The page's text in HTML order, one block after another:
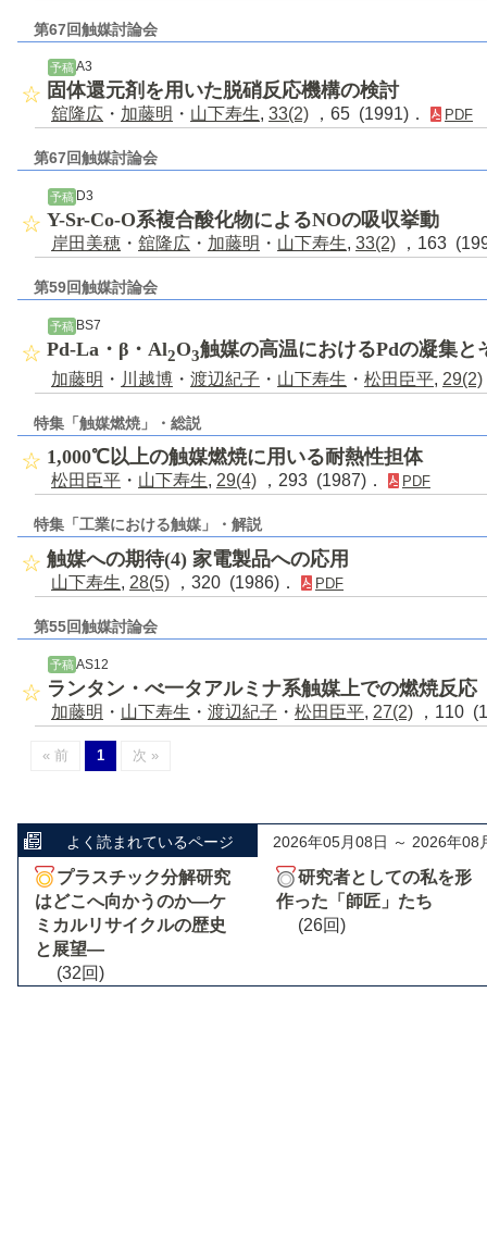
第67回触媒討論会
予稿 A3
固体還元剤を用いた脱硝反応機構の検討
舘隆広 ・ 加藤明 ・ 山下寿生, 33(2) ，65 (1991)． PDF
第67回触媒討論会
予稿 D3
Y-Sr-Co-O系複合酸化物によるNOの吸収挙動
岸田美穂 ・ 舘隆広 ・ 加藤明 ・ 山下寿生, 33(2) ，163
第59回触媒討論会
予稿 BS7
Pd-La・β・Al2O3触媒の高温におけるPdの凝集と
加藤明 ・ 川越博 ・ 渡辺紀子 ・ 山下寿生 ・ 松田臣平, 29(2)
特集「触媒燃焼」・総説
1,000℃以上の触媒燃焼に用いる耐熱性担体
松田臣平 ・ 山下寿生, 29(4) ，293 (1987)． PDF
特集「工業における触媒」・解説
触媒への期待(4) 家電製品への応用
山下寿生, 28(5) ，320 (1986)． PDF
第55回触媒討論会
予稿 AS12
ランタン・べ一タアルミナ系触媒上での燃焼反応
加藤明 ・ 山下寿生 ・ 渡辺紀子 ・ 松田臣平, 27(2) ，110
« 前 1 次 »
よく読まれているページ 2026年05月08日 ～ 2026年08
プラスチック分解研究
はどこへ向かうのか―ケ
ミカルリサイクルの歴史
と展望―
(32回)
研究者としての私を形
作った「師匠」たち
(26回)